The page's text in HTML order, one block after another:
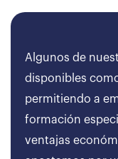
Algunos de
disponibles
permitiendo a
formación
ventajas